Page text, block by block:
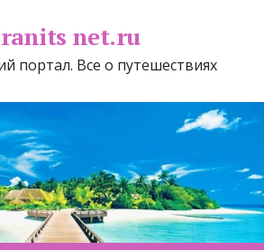
net.ru
портал. Все о путешествиях